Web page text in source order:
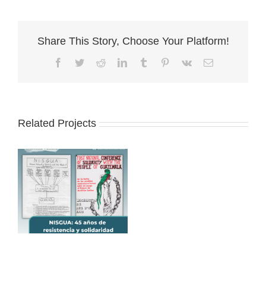
Share This Story, Choose Your Platform!
Facebook
TwitterRedditLinkedInTumblr Pinterest
Vk Email
Related Projects